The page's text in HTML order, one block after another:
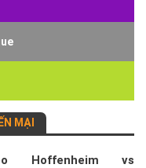
MẠI
Hoffenheim vs